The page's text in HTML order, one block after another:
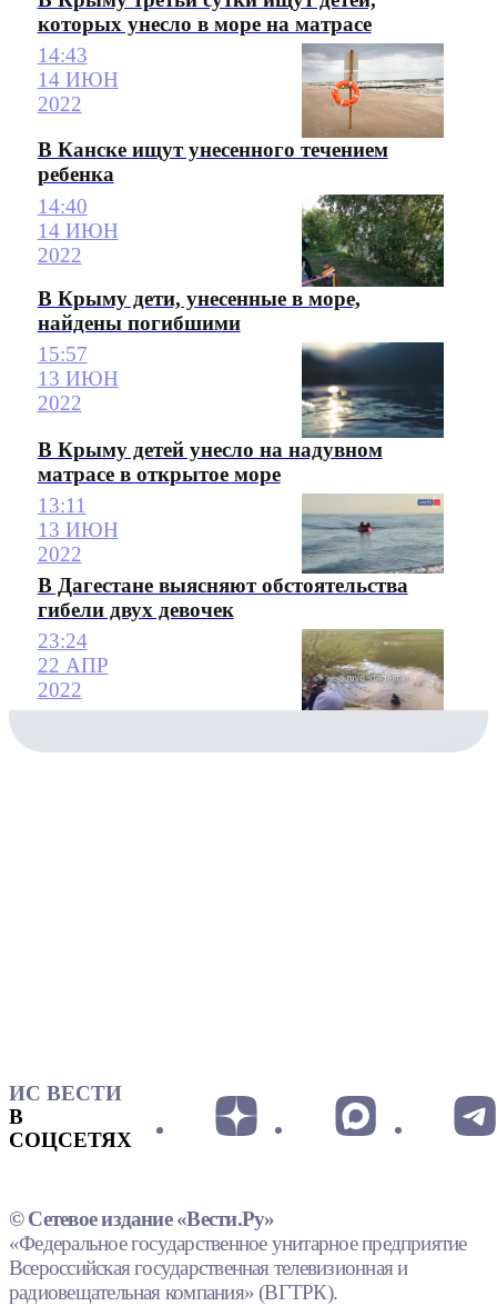
которых унесло в море на матрасе
14:43
14 ИЮН
2022
В Канске ищут унесенного течением
ребенка
14:40
14 ИЮН
2022
В Крыму дети, унесенные в море,
найдены погибшими
15:57
13 ИЮН
2022
В Крыму детей унесло на надувном
матрасе в открытое море
13:11
13 ИЮН
2022
В Дагестане выясняют обстоятельства
гибели двух девочек
23:24
22 АПР
2022
ИС ВЕСТИ
В
СОЦСЕТЯХ
© Сетевое издание «Вести.Ру»
«Федеральное государственное унитарное предприятие
Всероссийская государственная телевизионная и
радиовещательная компания» (ВГТРК).